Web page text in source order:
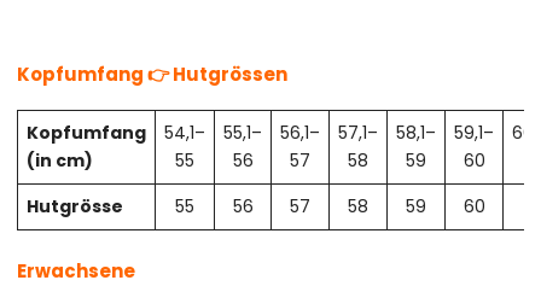
Kopfumfang 👉 Hutgrössen
Kopfumfang
(in cm)
54,1–
55
55,1–
56
56,1–
57
57,1–
58
58,1–
59
59,1–
60
Hutgrösse
55 56 57 58 59 60
Erwachsene